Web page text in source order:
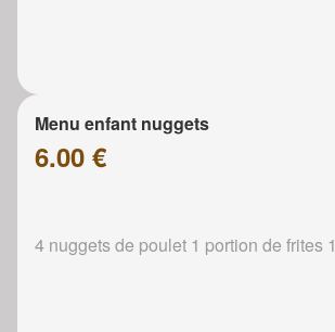
Menu enfant nuggets
6.00 €
4 nuggets de poulet 1 portion de frites